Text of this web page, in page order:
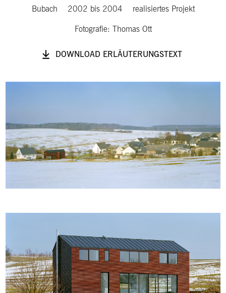
Bubach 2002 bis 2004
realisiertes Projekt
Fotografie: Thomas Ott
DOWNLOAD ERLÄUTERUNGSTEXT